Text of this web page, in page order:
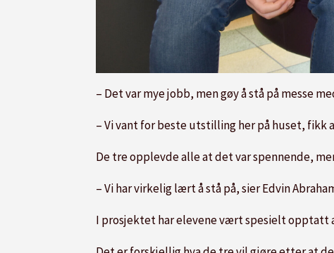
– Det var mye jobb, men gøy å stå på messe
– Vi vant for beste utstilling her på huset, fikk
De tre opplevde alle at det var spennende,
– Vi har virkelig lært å stå på, sier Edvin
I prosjektet har elevene vært spesielt opptatt